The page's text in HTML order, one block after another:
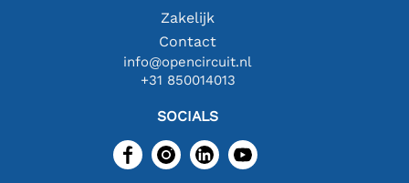
Zakelijk
Contact
info@opencircuit.nl
+31 850014013
SOCIALS